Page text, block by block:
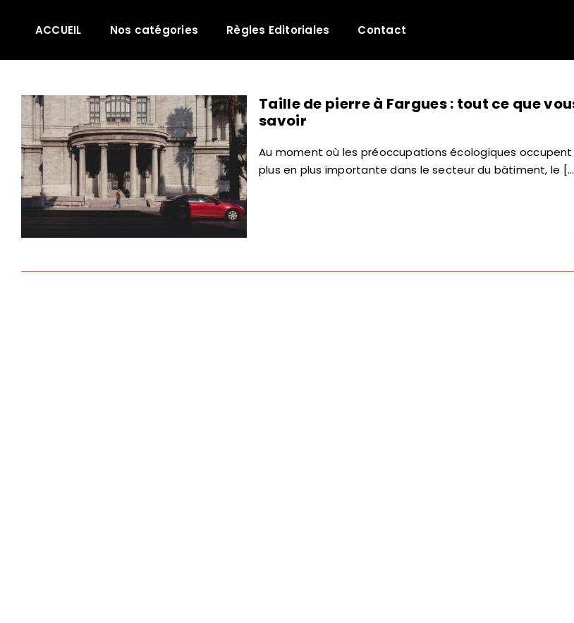
ACCUEIL Nos catégories Règles Editoriales Contact
Taille de pierre à Fargues : tout ce que
savoir
Au moment où les préoccupations écologiques
plus en plus importante dans le secteur du bâtiment, le